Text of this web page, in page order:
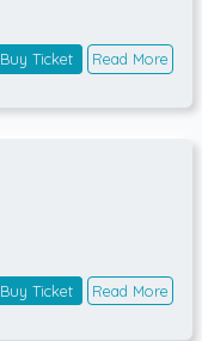
Buy Ticket Read More
Buy Ticket Read More